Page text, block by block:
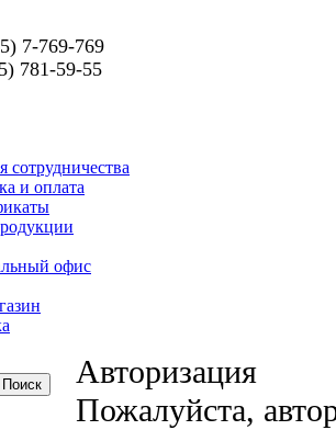
7-769-769
781-59-55
сотрудничества
и оплата
офис
Авторизация
Пожалуйста,